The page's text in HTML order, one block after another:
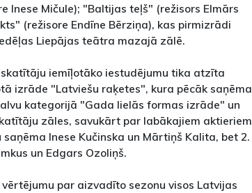
Inese Mičule); "Baltijas teļš" (režisors Elmārs
(režisore Endīne Bērziņa), kas pirmizrādi
Liepājas teātra mazajā zālē.
iemīļotāko iestudējumu tika atzīta
izrāde "Latviešu raķetes", kura pēcāk saņēma
kategorijā "Gada lielās formas izrāde" un
zāles, savukārt par labākajiem aktieriem
Inese Kučinska un Mārtiņš Kalita, bet 2.
un Edgars Ozoliņš.
par aizvadīto sezonu visos Latvijas